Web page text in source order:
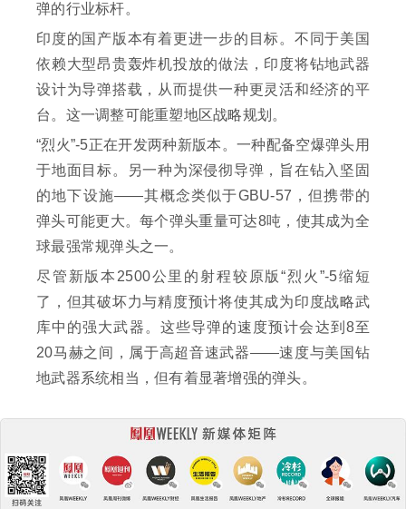
弹的行业标杆。
印度的国产版本有着更进一步的目标。不同于美国
依赖大型昂贵轰炸机投放的做法，印度将钻地武器
设计为导弹搭载，从而提供一种更灵活和经济的平
台。这一调整可能重塑地区战略规划。
“烈火”-5正在开发两种新版本。一种配备空爆弹头用
于地面目标。另一种为深侵彻导弹，旨在钻入坚固
的地下设施——其概念类似于GBU-57，但携带的
弹头可能更大。每个弹头重量可达8吨，使其成为全
球最强常规弹头之一。
尽管新版本2500公里的射程较原版“烈火”-5缩短
了，但其破坏力与精度预计将使其成为印度战略武
库中的强大武器。这些导弹的速度预计会达到8至
20马赫之间，属于高超音速武器——速度与美国钻
地武器系统相当，但有着显著增强的弹头。